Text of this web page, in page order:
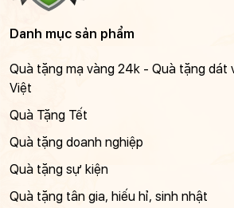
Danh mục sản phẩm
Quà tặng mạ vàng 24k - Quà tặng dát
Việt
Quà Tặng Tết
Quà tặng doanh nghiệp
Quà tặng sự kiện
Quà tặng tân gia, hiếu hỉ, sinh nhật